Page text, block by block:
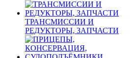
ТРАНСМИССИИ И
РЕДУКТОРЫ, ЗАПЧАСТИ